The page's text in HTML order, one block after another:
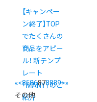
【キャンペー
ン終了】TOP
でたくさんの
商品をアピー
ル！ 新テンプ
レート
「MANY」のご
紹介
«<8586878889>»
その他